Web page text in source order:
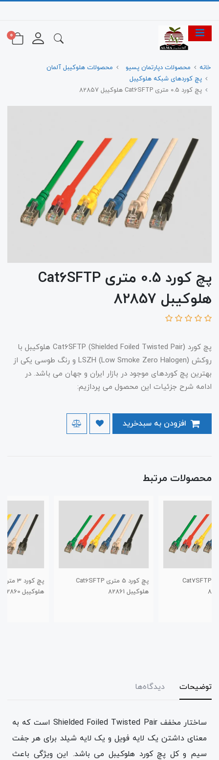
0
خانه محصولات دپارتمان پسیو
محصولات هلوکیبل آلمان
پچ کوردهای شبکه هلوکیبل
پچ کورد 0.5 متری Cat6SFTP هلوکیبل 82857
پچ کورد 0.5 متری Cat6SFTP
هلوکیبل 82857
پچ کورد Cat6SFTP (Shielded Foiled Twisted Pair) هلوکیبل با
روکش LSZH (Low Smoke Zero Halogen) و رنگ طوسی یکی از
بهترین پچ کوردهای موجود در بازار ایران و جهان می باشد. در
ادامه شرح جزئیات این محصول می پردازیم:
محصولات مرتبط
پچ کورد 5 متری Cat6SFTP
پچ کورد 3 متری Cat6SFTP
توضیحات دیدگاه‌ها
ساختار مخفف Shielded Foiled Twisted Pair است که به
معنای داشتن یک لایه فویل و یک لایه شیلد برای هر جفت
سیم و کل پچ کورد هلوکیبل می باشد. این ویژگی باعث